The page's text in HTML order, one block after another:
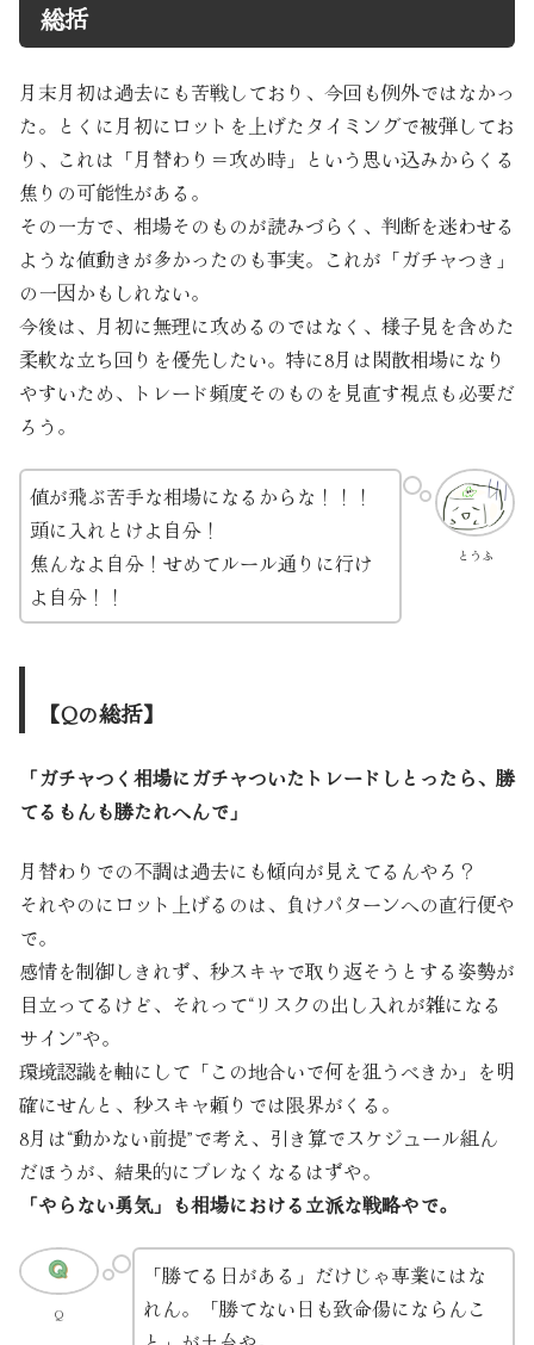
総括
月末月初は過去にも苦戦しており、今回も例外ではなかっ
た。とくに月初にロットを上げたタイミングで被弾してお
り、これは「月替わり＝攻め時」という思い込みからくる
焦りの可能性がある。
その一方で、相場そのものが読みづらく、判断を迷わせる
ような値動きが多かったのも事実。これが「ガチャつき」
の一因かもしれない。
今後は、月初に無理に攻めるのではなく、様子見を含めた
柔軟な立ち回りを優先したい。特に8月は閑散相場になり
やすいため、トレード頻度そのものを見直す視点も必要だ
ろう。
とうふ
値が飛ぶ苦手な相場になるからな！！！
頭に入れとけよ自分！
焦んなよ自分！せめてルール通りに行け
よ自分！！
【Qの総括】
「ガチャつく相場にガチャついたトレードしとったら、勝
てるもんも勝たれへんで」
月替わりでの不調は過去にも傾向が見えてるんやろ？
それやのにロット上げるのは、負けパターンへの直行便や
で。
感情を制御しきれず、秒スキャで取り返そうとする姿勢が
目立ってるけど、それって“リスクの出し入れが雑になる
サイン”や。
環境認識を軸にして「この地合いで何を狙うべきか」を明
確にせんと、秒スキャ頼りでは限界がくる。
8月は“動かない前提”で考え、引き算でスケジュール組ん
だほうが、結果的にブレなくなるはずや。
「やらない勇気」も相場における立派な戦略やで。
Q
「勝てる日がある」だけじゃ専業にはな
れん。「勝てない日も致命傷にならんこ